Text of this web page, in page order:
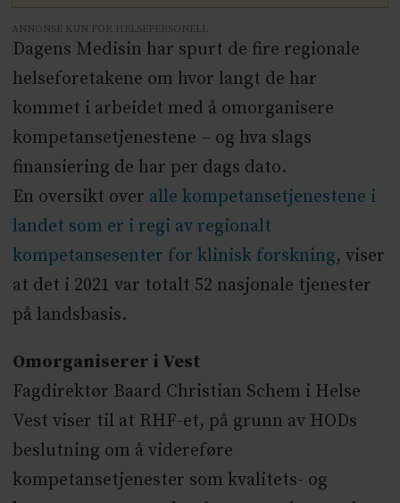
ANNONSE KUN FOR HELSEPERSONELL
Dagens Medisin har spurt de fire regionale
helseforetakene om hvor langt de har
kommet i arbeidet med å omorganisere
kompetansetjenestene – og hva slags
finansiering de har per dags dato.
En oversikt over alle kompetansetjenestene i
landet som er i regi av regionalt
kompetansesenter for klinisk forskning, viser
at det i 2021 var totalt 52 nasjonale tjenester
på landsbasis.
Omorganiserer i Vest
Fagdirektør Baard Christian Schem i Helse
Vest viser til at RHF-et, på grunn av HODs
beslutning om å videreføre
kompetansetjenester som kvalitets- og